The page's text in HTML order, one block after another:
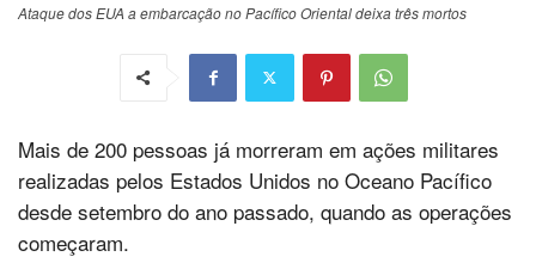
Ataque dos EUA a embarcação no Pacífico Oriental deixa três mortos
Mais de 200 pessoas já morreram em ações militares
realizadas pelos Estados Unidos no Oceano Pacífico
desde setembro do ano passado, quando as operações
começaram.